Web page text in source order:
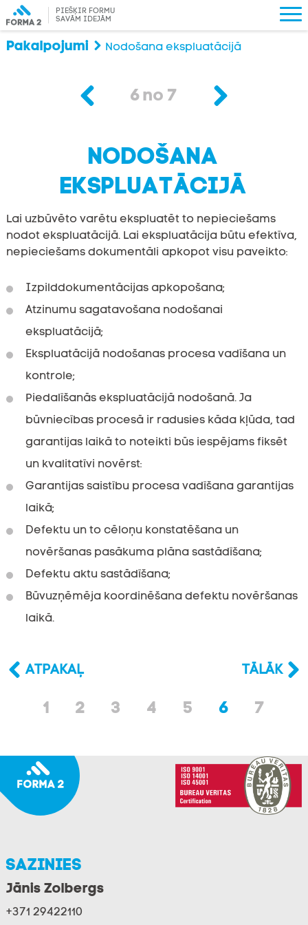
PIEŠĶIR FORMU
SAVĀM IDEJĀM
Pakalpojumi Nodošana ekspluatācijā
6 no 7
NODOŠANA
EKSPLUATĀCIJĀ
Lai uzbūvēto varētu ekspluatēt to nepieciešams
nodot ekspluatācijā. Lai ekspluatācija būtu efektīva,
nepieciešams dokumentāli apkopot visu paveikto:
Izpilddokumentācijas apkopošana;
Atzinumu sagatavošana nodošanai
ekspluatācijā;
Ekspluatācijā nodošanas procesa vadīšana un
kontrole;
Piedalīšanās ekspluatācijā nodošanā. Ja
būvniecības procesā ir radusies kāda kļūda, tad
garantijas laikā to noteikti būs iespējams fiksēt
un kvalitatīvi novērst:
Garantijas saistību procesa vadīšana garantijas
laikā;
Defektu un to cēloņu konstatēšana un
novēršanas pasākuma plāna sastādīšana;
Defektu aktu sastādīšana;
Būvuzņēmēja koordinēšana defektu novēršanas
laikā.
ATPAKAĻ TĀLĀK
1 2 3 4 5 6 7
Sazinies
Jānis Zolbergs
+371 29422110